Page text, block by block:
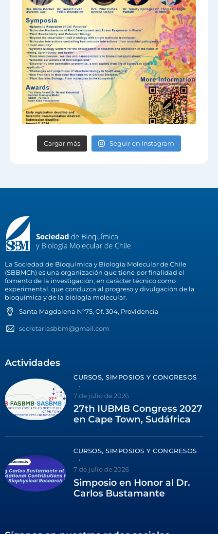
Cargar más Seguir en Instagram
La Sociedad de Bioquímica y Biología Molecular de Chile
(SBBMCh) es una organización que tiene por finalidad el
fomento de la investigación, en carácter técnico como
experimental, que conduzca al progreso y divulgación de la
bioquímica y de la biología molecular.
Santa Magdalena N°75, Of. 304, Providencia
secretariasbbm@gmail.com
Actividades
CURSOS, SIMPOSIOS Y CONGRESOS
7 de julio de 2026
27th IUBMB Congress 2027
en Cape Town, Sudáfrica
CURSOS, SIMPOSIOS Y CONGRESOS
7 de julio de 2026
Simposio en Honor al Dr.
Carlos Bustamante